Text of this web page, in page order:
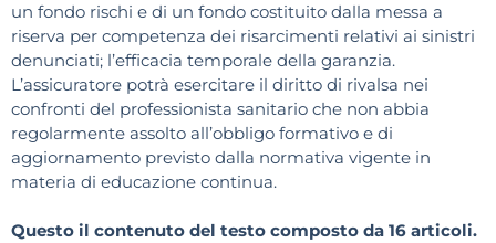
un fondo rischi e di un fondo costituito dalla messa a
riserva per competenza dei risarcimenti relativi ai sinistri
denunciati; l’efficacia temporale della garanzia.
L’assicuratore potrà esercitare il diritto di rivalsa nei
confronti del professionista sanitario che non abbia
regolarmente assolto all’obbligo formativo e di
aggiornamento previsto dalla normativa vigente in
materia di educazione continua.
Questo il contenuto del testo composto da 16 articoli.